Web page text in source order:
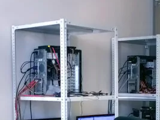
Даже, если носитель
Отправьте